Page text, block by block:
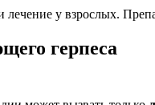
у взрослых.
герпеса